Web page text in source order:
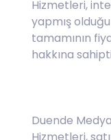
Hizmetleri,
yapmış
tamamının
hakkına
Duende